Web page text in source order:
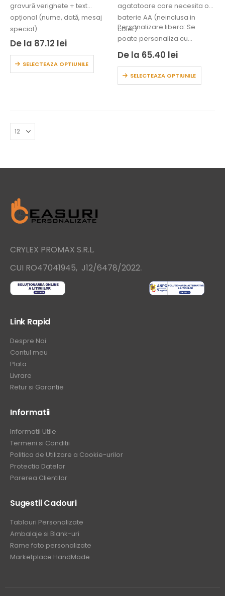
gravură verighete + text
opțional (nume, dată, mesaj
special)
…
De la 87.12 lei
SELECTEAZA OPTIUNILE
agatatoare care necesita o
baterie AA (neinclusa in
colet)
Personalizare libera: Se
poate personaliza cu
numele, data,…
De la 65.40 lei
SELECTEAZA OPTIUNILE
CRYLEX PROMAX S.R.L.
CUI RO47041945, J12/6478/2022.
Link Rapid
Despre Noi
Contul meu
Plata
Livrare
Retur si Garantie
Informatii
Informatii Utile
Termeni si Conditii
Politica de Utilizare a Cookie-urilor
Protectia Datelor
Parerea Clientilor
Sugestii Cadouri
Tablouri Personalizate
Ambalaje si Blank-uri
Rame foto personalizate
Marketplace HandMade